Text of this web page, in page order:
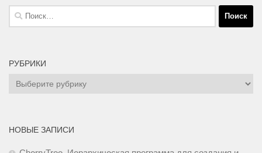
Найти:
РУБРИКИ
Рубрики
НОВЫЕ ЗАПИСИ